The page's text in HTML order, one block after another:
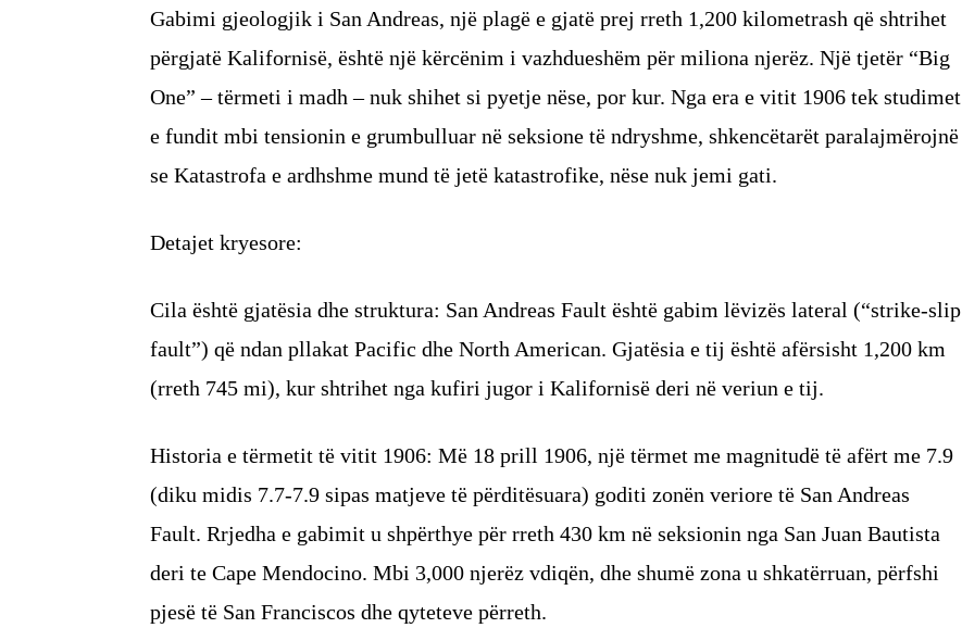
Gabimi gjeologjik i San Andreas, një plagë e gjatë prej rreth 1,200 kilometrash që shtrihet
përgjatë Kalifornisë, është një kërcënim i vazhdueshëm për miliona njerëz. Një tjetër “Big
One” – tërmeti i madh – nuk shihet si pyetje nëse, por kur. Nga era e vitit 1906 tek studimet
e fundit mbi tensionin e grumbulluar në seksione të ndryshme, shkencëtarët paralajmërojnë
se Katastrofa e ardhshme mund të jetë katastrofike, nëse nuk jemi gati.
Detajet kryesore:
Cila është gjatësia dhe struktura: San Andreas Fault është gabim lëvizës lateral (“strike-slip
fault”) që ndan pllakat Pacific dhe North American. Gjatësia e tij është afërsisht 1,200 km
(rreth 745 mi), kur shtrihet nga kufiri jugor i Kalifornisë deri në veriun e tij.
Historia e tërmetit të vitit 1906: Më 18 prill 1906, një tërmet me magnitudë të afërt me 7.9
(diku midis 7.7-7.9 sipas matjeve të përditësuara) goditi zonën veriore të San Andreas
Fault. Rrjedha e gabimit u shpërthye për rreth 430 km në seksionin nga San Juan Bautista
deri te Cape Mendocino. Mbi 3,000 njerëz vdiqën, dhe shumë zona u shkatërruan, përfshi
pjesë të San Franciscos dhe qyteteve përreth.